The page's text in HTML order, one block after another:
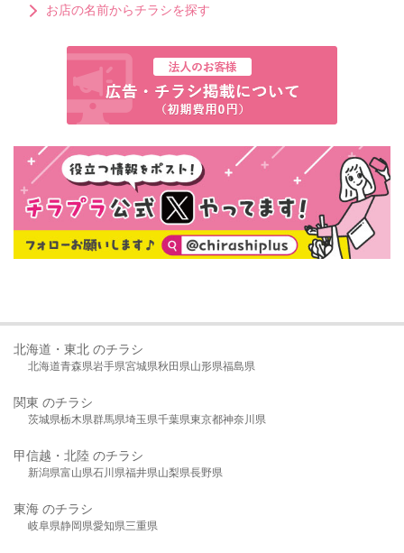
お店の名前からチラシを探す
北海道・東北 のチラシ
北海道青森県岩手県宮城県秋田県山形県福島県
関東 のチラシ
茨城県栃木県群馬県埼玉県千葉県東京都神奈川県
甲信越・北陸 のチラシ
新潟県富山県石川県福井県山梨県長野県
東海 のチラシ
岐阜県静岡県愛知県三重県